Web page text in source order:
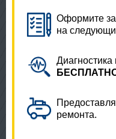
Оформите
на
ремонта.